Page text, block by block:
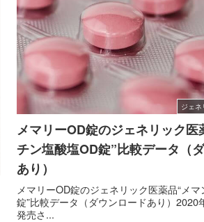
ジェ
メマリーOD錠のジェネリック医
チン塩酸塩OD錠”比較データ（
あり）
メマリーOD錠のジェネリック医薬品“メ
錠”比較データ（ダウンロードあり）2020
発売さ...